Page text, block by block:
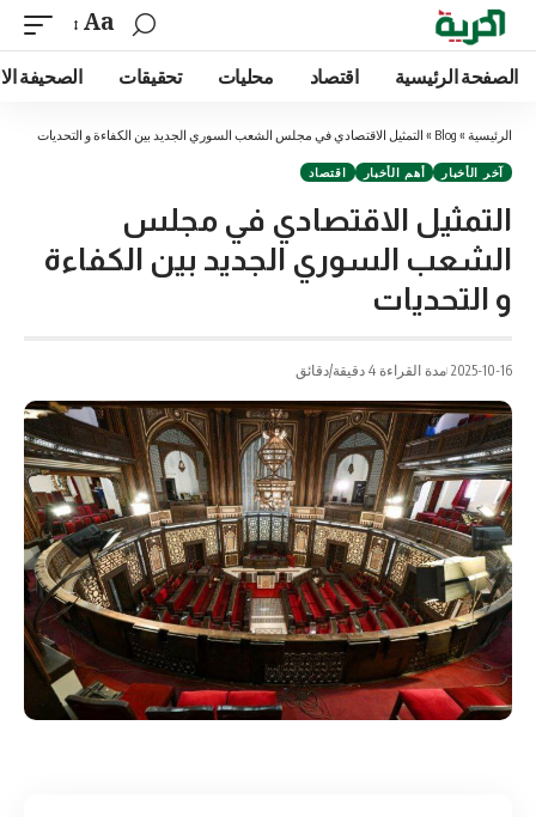
Aa
الصفحة الرئيسية اقتصاد محليات تحقيقات الصحيفة
الرئيسية »
Blog
» التمثيل الاقتصادي في مجلس الشعب السوري الجديد بين الكفاءة و التحديات
آخر الأخبار أهم الأخبار اقتصاد
التمثيل الاقتصادي في مجلس
الشعب السوري الجديد بين الكفاءة
و التحديات
2025-10-16 مدة القراءة 4 دقيقة/دقائق